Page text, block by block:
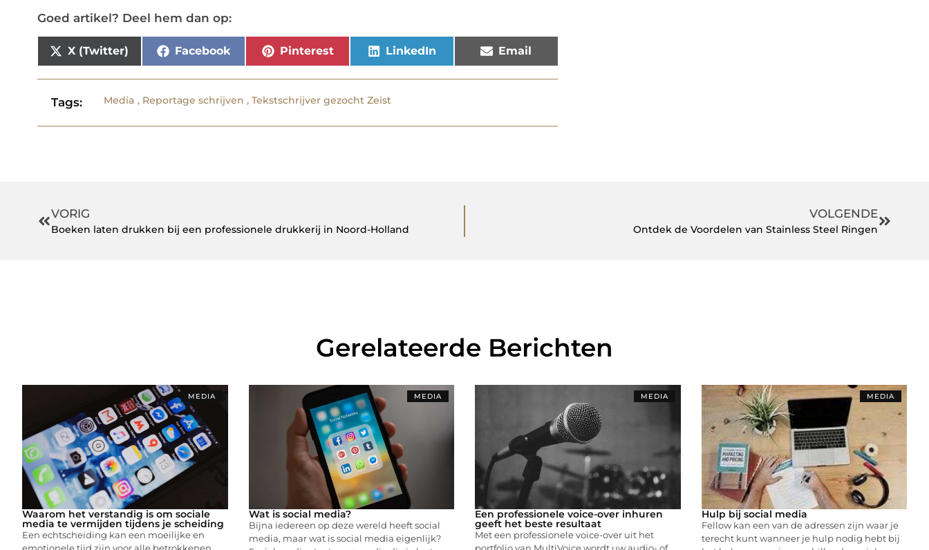
Goed artikel? Deel hem dan op:
X (Twitter) Facebook Pinterest LinkedIn Email
Tags: Media , Reportage schrijven ,Tekstschrijver gezocht Zeist
VORIG
Boeken laten drukken bij een professionele drukkerij in Noord-Holland
VOLGENDE
Ontdek de Voordelen van Stainless Steel Ringen
Gerelateerde Berichten
MEDIA
Waarom het verstandig is om sociale
media te vermijden tijdens je scheiding
Een echtscheiding kan een moeilijke en
emotionele tijd zijn voor alle betrokkenen.
MEDIA
Wat is social media?
Bijna iedereen op deze wereld heeft social
media, maar wat is social media eigenlijk?
MEDIA
Een professionele voice-over inhuren
geeft het beste resultaat
Met een professionele voice-over uit het
portfolio van MultiVoice wordt uw audio- of
MEDIA
Hulp bij social media
Fellow kan een van de adressen zijn waar je
terecht kunt wanneer je hulp nodig hebt bij